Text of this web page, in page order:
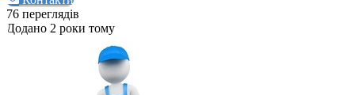
76 переглядів
Додано 2 роки тому